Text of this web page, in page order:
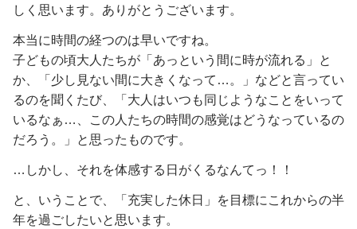
しく思います。ありがとうございます。
本当に時間の経つのは早いですね。
子どもの頃大人たちが「あっという間に時が流れる」と
か、「少し見ない間に大きくなって…。」などと言ってい
るのを聞くたび、「大人はいつも同じようなことをいって
いるなぁ…、この人たちの時間の感覚はどうなっているの
だろう。」と思ったものです。
…しかし、それを体感する日がくるなんてっ！！
と、いうことで、「充実した休日」を目標にこれからの半
年を過ごしたいと思います。